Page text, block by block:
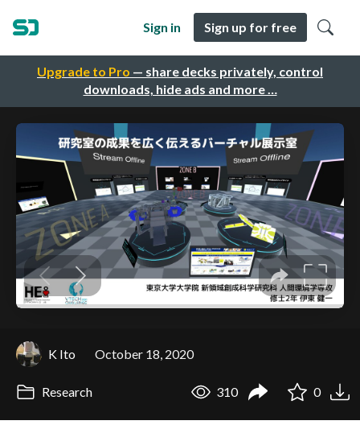
Upgrade to Pro — share decks privately, control
downloads, hide ads and more …
Sign in Sign up for free
K Ito October 18, 2020
Research 310 0